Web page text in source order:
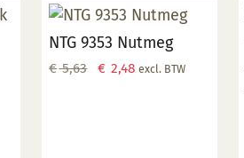
NTG 9353 Nutmeg
€5,63
Oorspronkelijke
€ 2,48Huidige
excl. BTW